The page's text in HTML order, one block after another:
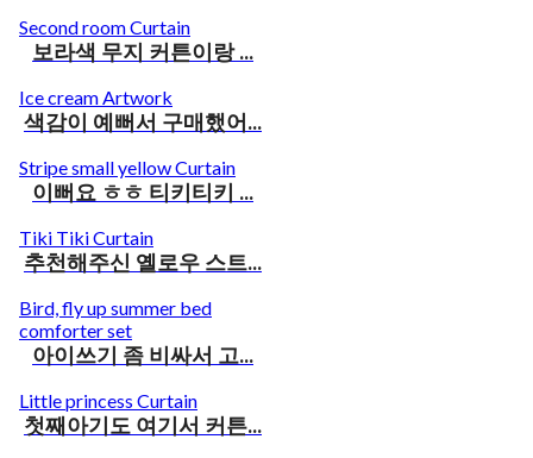
Second room Curtain
보라색 무지 커튼이랑 ...
Ice cream Artwork
색감이 예뻐서 구매했어...
Stripe small yellow Curtain
이뻐요 ㅎㅎ 티키티키 ...
Tiki Tiki Curtain
추천해주신 옐로우 스트...
Bird, fly up summer bed
comforter set
아이쓰기 좀 비싸서 고...
Little princess Curtain
첫째아기도 여기서 커튼...